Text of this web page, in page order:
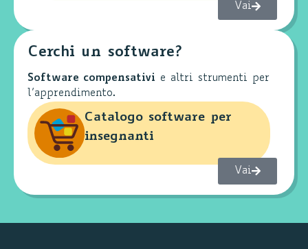
Vai
Cerchi un software?
Software compensativi e altri strumenti per
l’apprendimento.
Catalogo software per
insegnanti
Vai